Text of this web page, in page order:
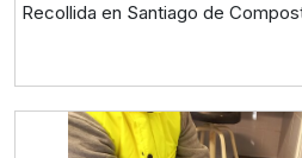
Recollida en Santiago de